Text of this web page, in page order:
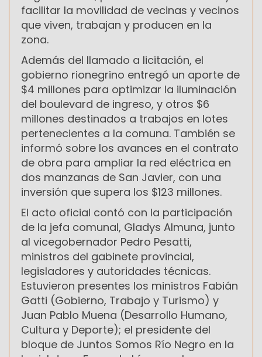
facilitar la movilidad de vecinas y vecinos
que viven, trabajan y producen en la
zona.
Además del llamado a licitación, el
gobierno rionegrino entregó un aporte de
$4 millones para optimizar la iluminación
del boulevard de ingreso, y otros $6
millones destinados a trabajos en lotes
pertenecientes a la comuna. También se
informó sobre los avances en el contrato
de obra para ampliar la red eléctrica en
dos manzanas de San Javier, con una
inversión que supera los $123 millones.
El acto oficial contó con la participación
de la jefa comunal, Gladys Almuna, junto
al vicegobernador Pedro Pesatti,
ministros del gabinete provincial,
legisladores y autoridades técnicas.
Estuvieron presentes los ministros Fabián
Gatti (Gobierno, Trabajo y Turismo) y
Juan Pablo Muena (Desarrollo Humano,
Cultura y Deporte); el presidente del
bloque de Juntos Somos Río Negro en la